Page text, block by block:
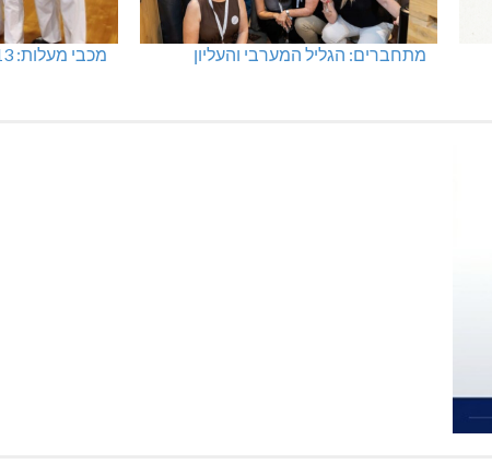
מתחברים: הגליל המערבי והעליון מכבי מעלות: 13 מדליות באליפות ישראל